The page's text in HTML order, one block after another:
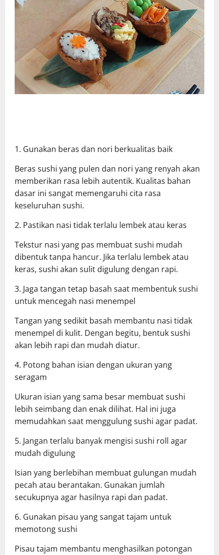
1. Gunakan beras dan nori berkualitas baik
Beras sushi yang pulen dan nori yang renyah akan
memberikan rasa lebih autentik. Kualitas bahan
dasar ini sangat memengaruhi cita rasa
keseluruhan sushi.
2. Pastikan nasi tidak terlalu lembek atau keras
Tekstur nasi yang pas membuat sushi mudah
dibentuk tanpa hancur. Jika terlalu lembek atau
keras, sushi akan sulit digulung dengan rapi.
3. Jaga tangan tetap basah saat membentuk sushi
untuk mencegah nasi menempel
Tangan yang sedikit basah membantu nasi tidak
menempel di kulit. Dengan begitu, bentuk sushi
akan lebih rapi dan mudah diatur.
4. Potong bahan isian dengan ukuran yang
seragam
Ukuran isian yang sama besar membuat sushi
lebih seimbang dan enak dilihat. Hal ini juga
memudahkan saat menggulung sushi agar padat.
5. Jangan terlalu banyak mengisi sushi roll agar
mudah digulung
Isian yang berlebihan membuat gulungan mudah
pecah atau berantakan. Gunakan jumlah
secukupnya agar hasilnya rapi dan padat.
6. Gunakan pisau yang sangat tajam untuk
memotong sushi
Pisau tajam membantu menghasilkan potongan